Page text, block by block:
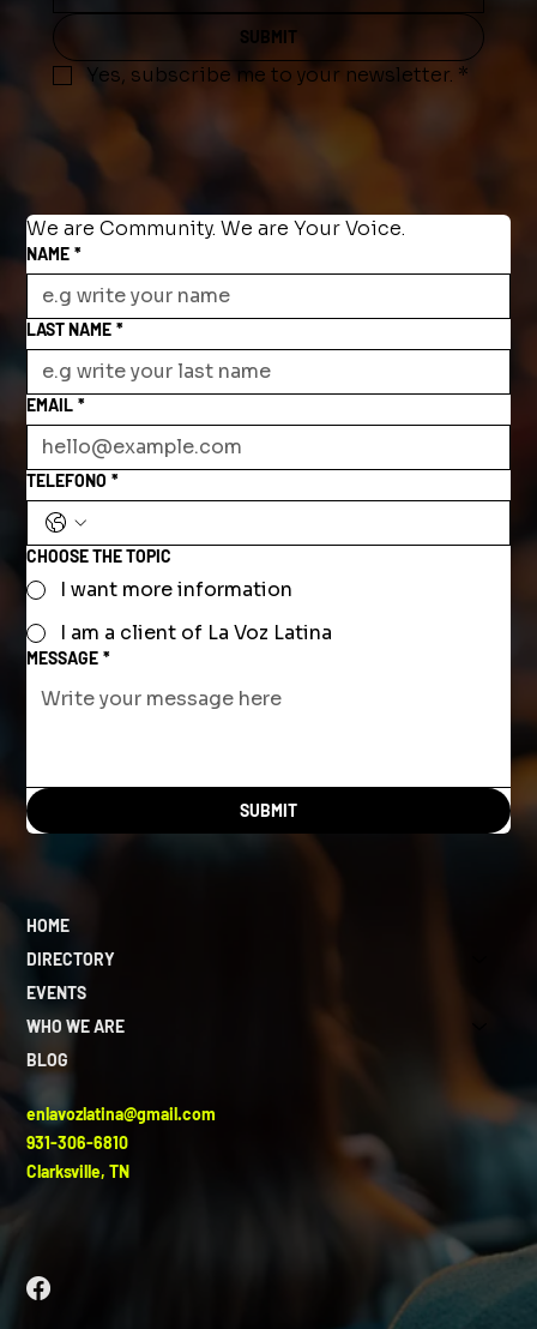
SUBMIT
Yes, subscribe me to your newsletter. *
We are Community. We are Your Voice.
NAME *
LAST NAME *
EMAIL *
TELEFONO *
CHOOSE THE TOPIC
I want more information
I am a client of La Voz Latina
MESSAGE *
SUBMIT
HOME
DIRECTORY
EVENTS
WHO WE ARE
BLOG
enlavozlatina@gmail.com
931-306-6810
Clarksville, TN